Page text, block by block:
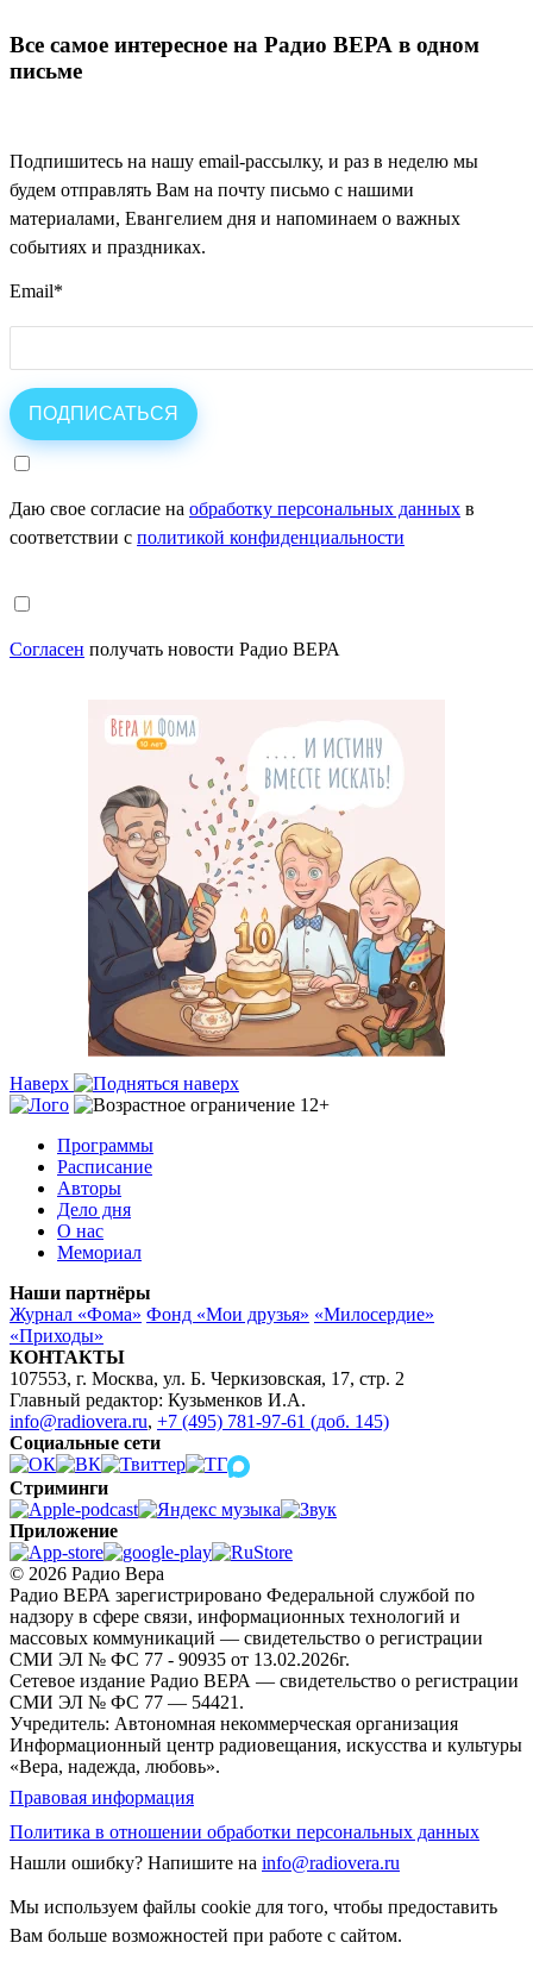
Все самое интересное на Радио ВЕРА в одном
письме
Подпишитесь на нашу email-рассылку, и раз в неделю мы
будем отправлять Вам на почту письмо с нашими
материалами, Евангелием дня и напоминаем о важных
событиях и праздниках.
Email*
Даю свое согласие на обработку персональных данных в
соответствии с политикой конфиденциальности
Согласен получать новости Радио ВЕРА
Наверх
Программы
Расписание
Авторы
Дело дня
О нас
Мемориал
Наши партнёры
Журнал «Фома» Фонд «Мои друзья» «Милосердие»
«Приходы»
КОНТАКТЫ
107553, г. Москва, ул. Б. Черкизовская, 17, стр. 2
Главный редактор: Кузьменков И.А.
info@radiovera.ru, +7 (495) 781-97-61 (доб. 145)
Социальные сети
Стриминги
Приложение
© 2026 Радио Вера
Радио ВЕРА зарегистрировано Федеральной службой по
надзору в сфере связи, информационных технологий и
массовых коммуникаций — свидетельство о регистрации
СМИ ЭЛ № ФС 77 - 90935 от 13.02.2026г.
Сетевое издание Радио ВЕРА — свидетельство о регистрации
СМИ ЭЛ № ФС 77 — 54421.
Учредитель: Автономная некоммерческая организация
Информационный центр радиовещания, искусства и культуры
«Вера, надежда, любовь».
Правовая информация
Политика в отношении обработки персональных данных
Нашли ошибку? Напишите на info@radiovera.ru
Мы используем файлы cookie для того, чтобы предоставить
Вам больше возможностей при работе с сайтом.